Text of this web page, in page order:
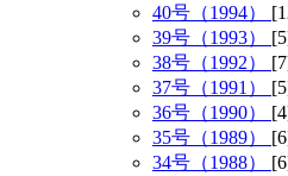
40号（1994）
39号（1993）
38号（1992）
37号（1991）
36号（1990）
35号（1989）
34号（1988）